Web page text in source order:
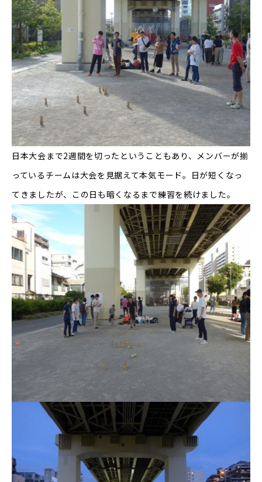
日本大会まで2週間を切ったということもあり、メンバーが揃
っているチームは大会を見据えて本気モード。日が短くなっ
てきましたが、この日も暗くなるまで練習を続けました。